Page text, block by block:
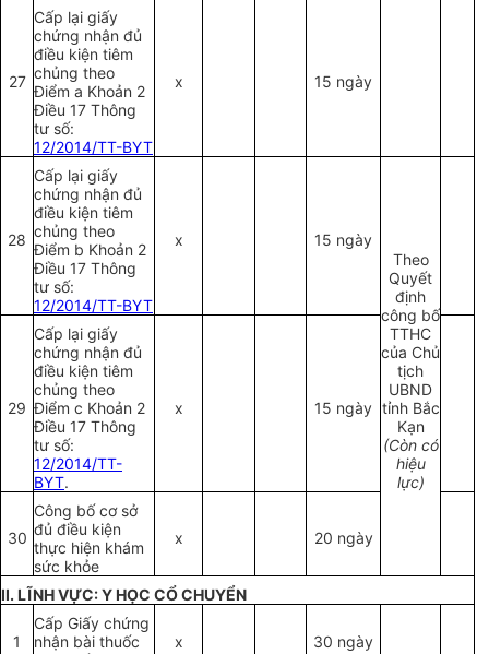
27
Cấp lại giấy
chứng nhận đủ
điều kiện tiêm
chủng theo
Điểm a Khoản 2
Điều 17 Thông
tư số:
12/2014/TT-BYT
x 15 ngày
28
Cấp lại giấy
chứng nhận đủ
điều kiện tiêm
chủng theo
Điểm b Khoản 2
Điều 17 Thông
tư số:
12/2014/TT-BYT
x
15 ngày
Theo
Quyết
định
công bố
TTHC
của Chủ
tịch
UBND
tỉnh Bắc
Kạn
(Còn có
hiệu
lực)
29
Cấp lại giấy
chứng nhận đủ
điều kiện tiêm
chủng theo
Điểm c Khoản 2
Điều 17 Thông
tư số:
12/2014/TT-
BYT.
x 15 ngày
30
Công bố cơ sở
đủ điều kiện
thực hiện khám
sức khỏe
x 20 ngày
II. LĨNH VỰC: Y HỌC CỔ CHUYỂN
1
Cấp Giấy chứng
nhận bài thuốc
x 30 ngày